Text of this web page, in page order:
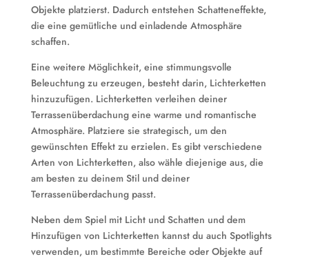
Objekte platzierst. Dadurch entstehen Schatteneffekte,
die eine gemütliche und einladende Atmosphäre
schaffen.
Eine weitere Möglichkeit, eine stimmungsvolle
Beleuchtung zu erzeugen, besteht darin, Lichterketten
hinzuzufügen. Lichterketten verleihen deiner
Terrassenüberdachung eine warme und romantische
Atmosphäre. Platziere sie strategisch, um den
gewünschten Effekt zu erzielen. Es gibt verschiedene
Arten von Lichterketten, also wähle diejenige aus, die
am besten zu deinem Stil und deiner
Terrassenüberdachung passt.
Neben dem Spiel mit Licht und Schatten und dem
Hinzufügen von Lichterketten kannst du auch Spotlights
verwenden, um bestimmte Bereiche oder Objekte auf